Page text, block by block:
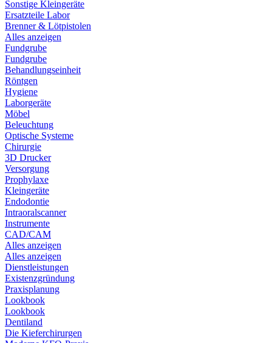
Sonstige Kleingeräte
Ersatzteile Labor
Brenner & Lötpistolen
Alles anzeigen
Fundgrube
Fundgrube
Behandlungseinheit
Röntgen
Hygiene
Laborgeräte
Möbel
Beleuchtung
Optische Systeme
Chirurgie
3D Drucker
Versorgung
Prophylaxe
Kleingeräte
Endodontie
Intraoralscanner
Instrumente
CAD/CAM
Alles anzeigen
Alles anzeigen
Dienstleistungen
Existenzgründung
Praxisplanung
Lookbook
Lookbook
Dentiland
Die Kieferchirurgen